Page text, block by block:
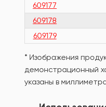
609177
609178
609179
* Изображения
демонстрационный
указаны в